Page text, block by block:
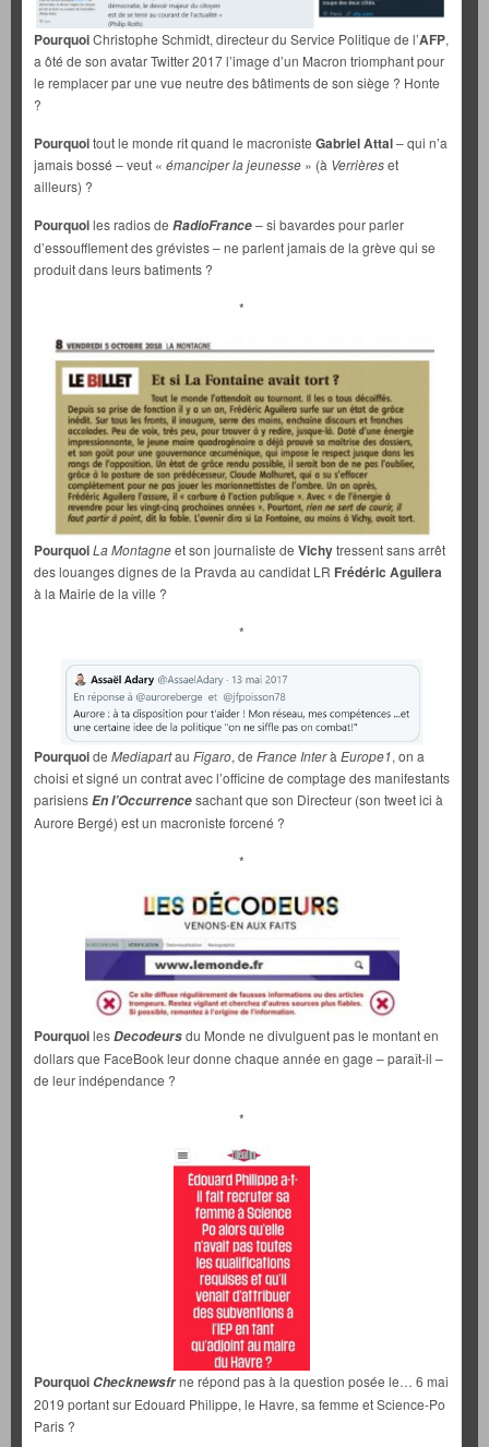
PourquoiChristophe Schmidt, directeur du Service Politique de l’AFP,
a ôté de son avatar Twitter 2017 l’image d’un Macron triomphant pour
le remplacer par une vue neutre des bâtiments de son siège ? Honte
?
Pourquoitout le monde rit quand le macroniste Gabriel Attal– qui n’a
jamais bossé – veut « émanciper la jeunesse » (à Verrièreset
ailleurs) ?
Pourquoiles radios de RadioFrance– si bavardes pour parler
d’essoufflement des grévistes – ne parlent jamais de la grève qui se
produit dans leurs batiments ?
*
PourquoiLa Montagneet son journaliste de Vichytressent sans arrêt
des louanges dignes de la Pravda au candidat LR Frédéric Aguilera
à la Mairie de la ville ?
*
Pourquoide Mediapartau Figaro, de France Interà Europe1, on a
choisi et signé un contrat avec l’officine de comptage des manifestants
parisiensEn l’Occurrencesachant que son Directeur (son tweet ici à
Aurore Bergé) est un macroniste forcené ?
*
PourquoilesDecodeursdu Monde ne divulguent pas le montant en
dollars que FaceBook leur donne chaque année en gage – paraît-il –
de leur indépendance ?
*
Pourquoi Checknewsfrne répond pas à la question posée le… 6 mai
2019 portant sur Edouard Philippe, le Havre, sa femme et Science-Po
Paris ?